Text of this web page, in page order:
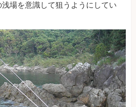
場を意識して狙うようにしてい